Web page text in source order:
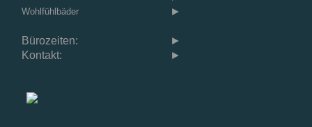
Wohlfühlbäder ►
Bürozeiten:
►
Kontakt:
►